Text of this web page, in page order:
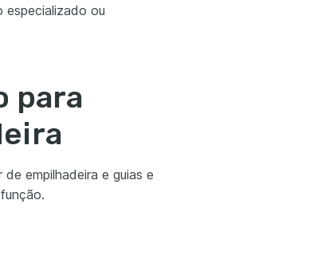
especializado ou
para
empilhadeira e guias e